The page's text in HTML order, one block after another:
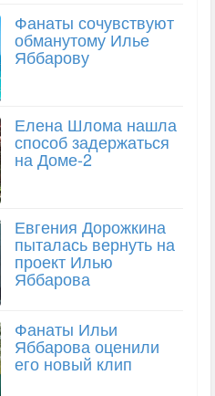
Фанаты сочувствуют
обманутому Илье
Яббарову
Елена Шлома нашла
способ задержаться
на Доме-2
Евгения Дорожкина
пыталась вернуть на
проект Илью
Яббарова
Фанаты Ильи
Яббарова оценили
его новый клип